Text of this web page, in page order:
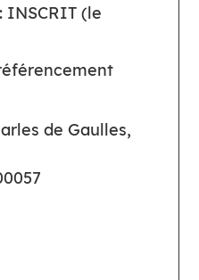
INSCRIT (le
de Gaulles,